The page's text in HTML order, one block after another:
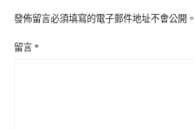
發佈留言必須填寫的電子郵件地址不會公開。
留言 *